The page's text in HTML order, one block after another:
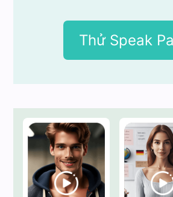
Thử Speak